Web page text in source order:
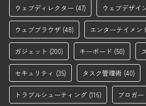
ウェブディレクター (47) ウェブデザイ
ウェブブラウザ (48) エンターテイメン
ガジェット (200) キーボード (50)
セキュリティ (35) タスク管理術 (40)
トラブルシューティング (116) ブロガー